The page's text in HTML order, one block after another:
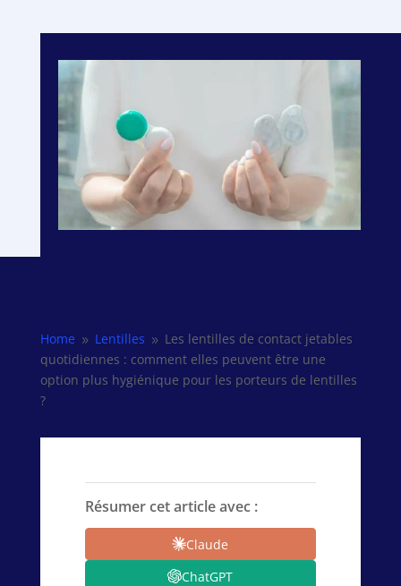
Home 9 Lentilles 9 Les lentilles de contact jetables
quotidiennes : comment elles peuvent être une
option plus hygiénique pour les porteurs de lentilles
?
Résumer cet article avec :
Claude
ChatGPT